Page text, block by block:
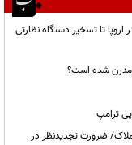
تا تسخیر دستگاه نظارتی
مدرن شده است؟
ترامپ
ضرورت تجدیدنظر در